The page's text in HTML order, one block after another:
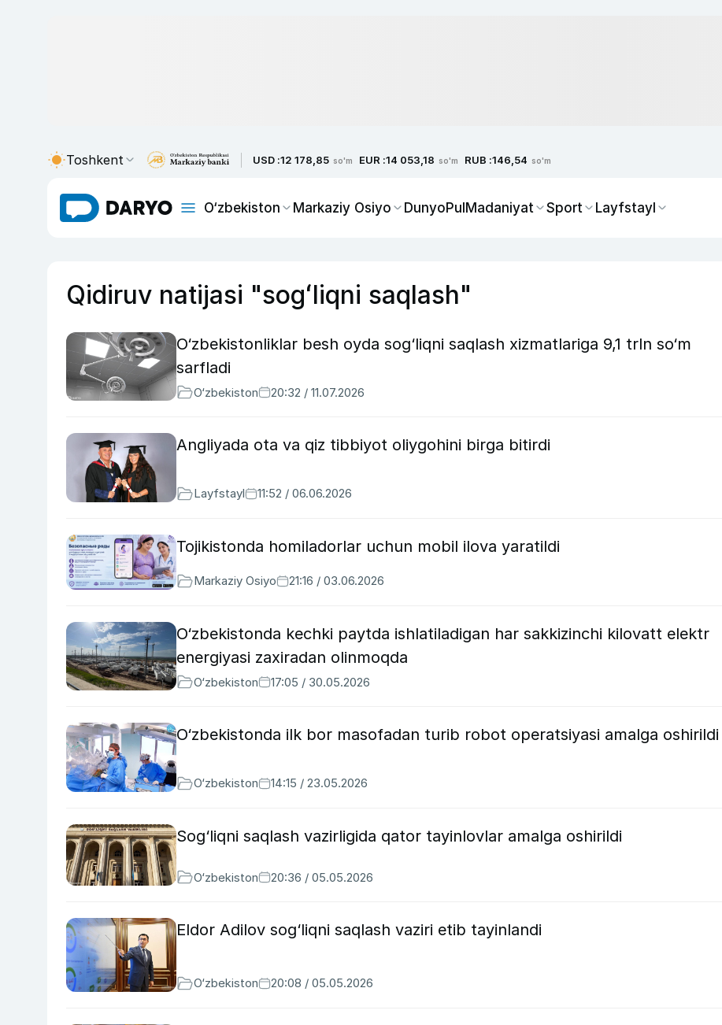
Toshkent USD :12 178,85 so'm EUR :14 053,18 so'm RUB :146,54 so'm
O‘zbekiston Markaziy Osiyo DunyoPulMadaniyat Sport Layfstayl
Qidiruv natijasi "sogʻliqni saqlash"
O‘zbekistonliklar besh oyda sog‘liqni saqlash xizmatlariga 9,1 trln so‘m
sarfladi
O‘zbekiston 20:32 / 11.07.2026
Angliyada ota va qiz tibbiyot oliygohini birga bitirdi
Layfstayl 11:52 / 06.06.2026
Tojikistonda homiladorlar uchun mobil ilova yaratildi
Markaziy Osiyo 21:16 / 03.06.2026
O‘zbekistonda kechki paytda ishlatiladigan har sakkizinchi kilovatt elektr
energiyasi zaxiradan olinmoqda
O‘zbekiston 17:05 / 30.05.2026
O‘zbekistonda ilk bor masofadan turib robot operatsiyasi amalga oshirildi
O‘zbekiston 14:15 / 23.05.2026
Sog‘liqni saqlash vazirligida qator tayinlovlar amalga oshirildi
O‘zbekiston 20:36 / 05.05.2026
Eldor Adilov sog‘liqni saqlash vaziri etib tayinlandi
O‘zbekiston 20:08 / 05.05.2026